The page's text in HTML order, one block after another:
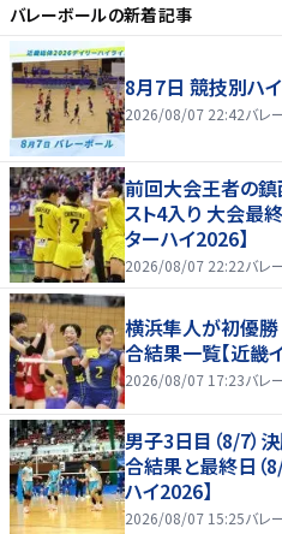
バレーボールの新着記事
8月7日 競技別ハ
2026/08/07 22:42バレ
前回大会王者の鎮
スト4入り 大会最
ターハイ2026】
2026/08/07 22:22バレ
横浜隼人が初優
合結果一覧【近畿
2026/08/07 17:23バレ
男子3日目（8/7）
合結果と最終日（
ハイ2026】
2026/08/07 15:25バレ